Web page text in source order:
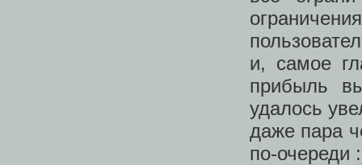
и, самое
прибыль
удалось
даже пара
по-очереди